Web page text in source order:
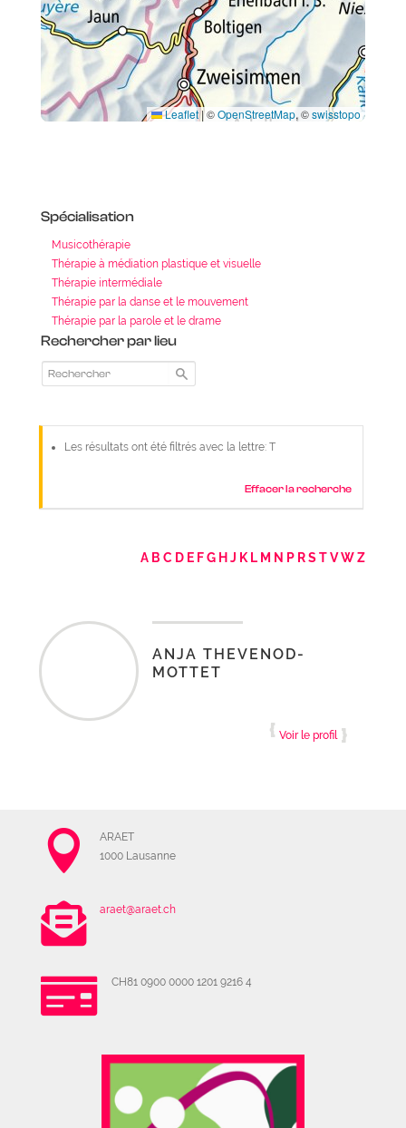
Leaflet |©OpenStreetMap, ©swisstopo
Spécialisation
Musicothérapie
Thérapie à médiation plastique et visuelle
Thérapie intermédiale
Thérapie par la danse et le mouvement
Thérapie par la parole et le drame
Rechercher par lieu
Les résultats ont été filtrés avec la lettre: T
Effacer la recherche
A B C D E FG H J K L M N P RSTVWZ
ANJA THEVENOD-
MOTTET
Voir le profil

ARAET
1000 Lausanne
 araet@araet.ch
 CH81 0900 0000 1201 9216 4